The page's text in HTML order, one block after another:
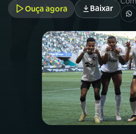
PROGRAMAS
PODCASTS
VIDEOCASTS
Ouça agora Baixar